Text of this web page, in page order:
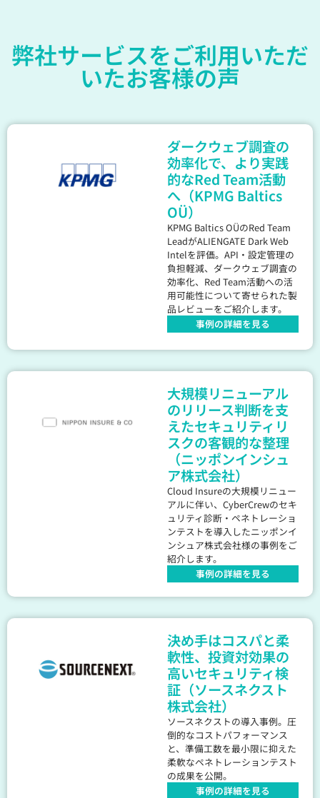
弊社サービスをご利用いただ
いたお客様の声
ダークウェブ調査の
効率化で、より実践
的なRed Team活動
へ（KPMG Baltics
OÜ）
KPMG Baltics OÜのRed Team
LeadがALIENGATE Dark Web
Intelを評価。API・設定管理の
負担軽減、ダークウェブ調査の
効率化、Red Team活動への活
用可能性について寄せられた製
品レビューをご紹介します。
事例の詳細を見る
大規模リニューアル
のリリース判断を支
えたセキュリティリ
スクの客観的な整理
（ニッポンインシュ
ア株式会社）
Cloud Insureの大規模リニュー
アルに伴い、CyberCrewのセキ
ュリティ診断・ペネトレーショ
ンテストを導入したニッポンイ
ンシュア株式会社様の事例をご
紹介します。
事例の詳細を見る
決め手はコスパと柔
軟性、投資対効果の
高いセキュリティ検
証（ソースネクスト
株式会社）
ソースネクストの導入事例。圧
倒的なコストパフォーマンス
と、準備工数を最小限に抑えた
柔軟なペネトレーションテスト
の成果を公開。
事例の詳細を見る